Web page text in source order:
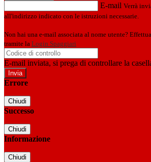
E-mail Verrà
all'indirizzo indicato con le istruzioni necessarie.
Non hai una e-mail associata al nome utente?
tramite la Login Spaggiari
E-mail inviata, si prega di controllare la
Errore
Chiudi
Successo
Chiudi
Informazione
Chiudi